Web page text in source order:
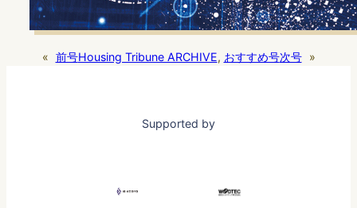
« 前号Housing Tribune ARCHIVE, おすすめ号次号 »
Supported by